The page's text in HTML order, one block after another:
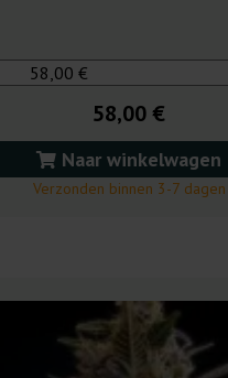
58,00 €
Naar winkelwagen
Verzonden binnen 3-7 dagen